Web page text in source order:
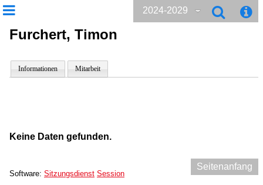
2024-2029
Furchert, Timon
Informationen Mitarbeit
Keine Daten gefunden.
Seitenanfang
Software: Sitzungsdienst Session